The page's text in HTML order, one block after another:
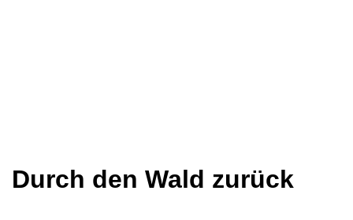
Durch den Wald zurück